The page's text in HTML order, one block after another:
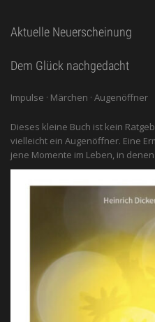
Aktuelle Neuerscheinung
Dem Glück nachgedacht
Impulse · Märchen · Augenöffner
Dieses kleine Buch ist kein
vielleicht ein Augenöffner. Eine
jene Momente im Leben, in